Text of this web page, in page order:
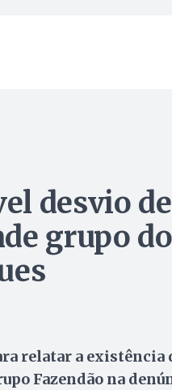
desvio
grupo do
relatar a existência
Fazendão na